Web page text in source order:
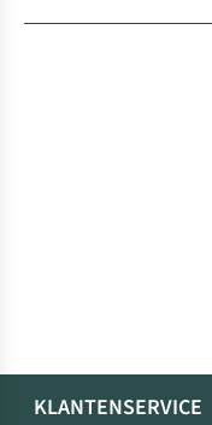
KLANTENSERVICE